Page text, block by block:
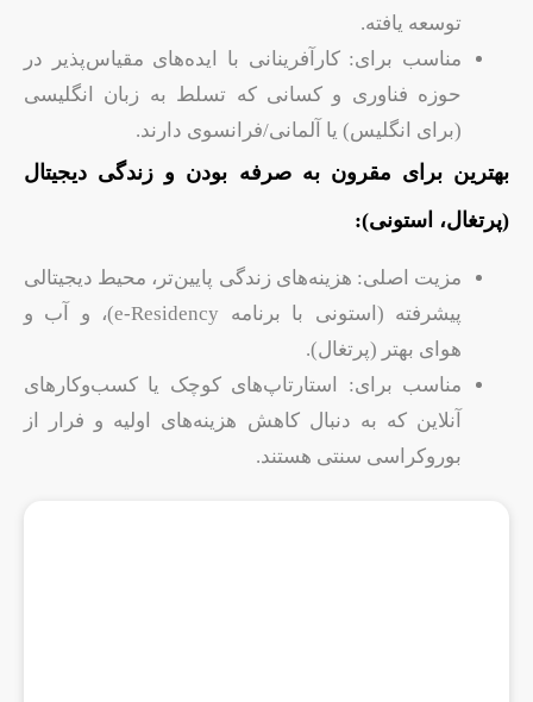
توسعه یافته.
مناسب برای: کارآفرینانی با ایده‌های مقیاس‌پذیر در
حوزه فناوری و کسانی که تسلط به زبان انگلیسی
(برای انگلیس) یا آلمانی/فرانسوی دارند.
بهترین برای مقرون به صرفه بودن و زندگی دیجیتال
(پرتغال، استونی):
مزیت اصلی: هزینه‌های زندگی پایین‌تر، محیط دیجیتالی
پیشرفته (استونی با برنامه e-Residency)، و آب و
هوای بهتر (پرتغال).
مناسب برای: استارتاپ‌های کوچک یا کسب‌وکارهای
آنلاین که به دنبال کاهش هزینه‌های اولیه و فرار از
بوروکراسی سنتی هستند.